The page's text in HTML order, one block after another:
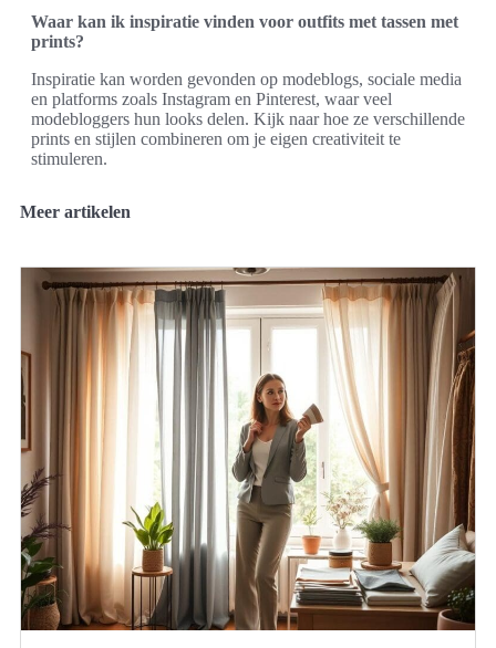
Waar kan ik inspiratie vinden voor outfits met tassen met
prints?
Inspiratie kan worden gevonden op modeblogs, sociale media
en platforms zoals Instagram en Pinterest, waar veel
modebloggers hun looks delen. Kijk naar hoe ze verschillende
prints en stijlen combineren om je eigen creativiteit te
stimuleren.
Meer artikelen